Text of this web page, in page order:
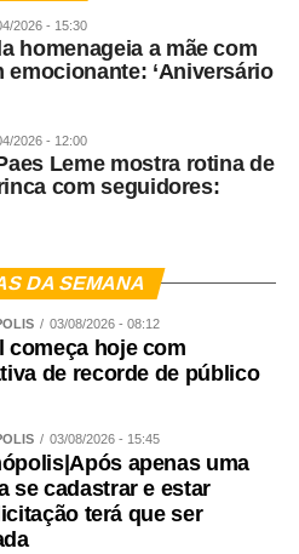
2026 - 15:30
homenageia a mãe com
emocionante: ‘Aniversário
2026 - 12:00
Leme mostra rotina de
com seguidores:
DA SEMANA
03/08/2026 - 08:12
começa hoje com
de recorde de público
03/08/2026 - 15:45
apenas uma
se cadastrar e estar
terá que ser